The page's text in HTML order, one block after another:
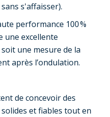
s'affaisser).
performance 100 %
une excellente
une mesure de la
après l’ondulation.
de concevoir des
et fiables tout en